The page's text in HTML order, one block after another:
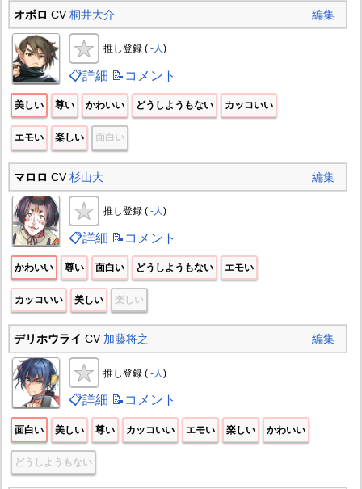
オボロ CV桐井大介 編集
推し登録 ( -人)
📋詳細 📝コメント
美しい 尊い かわいい どうしようもない カッコいい
エモい 楽しい 面白い
マロロ CV杉山大 編集
推し登録 ( -人)
📋詳細 📝コメント
かわいい 尊い 面白い どうしようもない エモい
カッコいい 美しい 楽しい
デリホウライ CV 加藤将之 編集
推し登録 ( -人 )
📋詳細 📝コメント
面白い 美しい 尊い カッコいい エモい 楽しい かわいい
どうしようもない